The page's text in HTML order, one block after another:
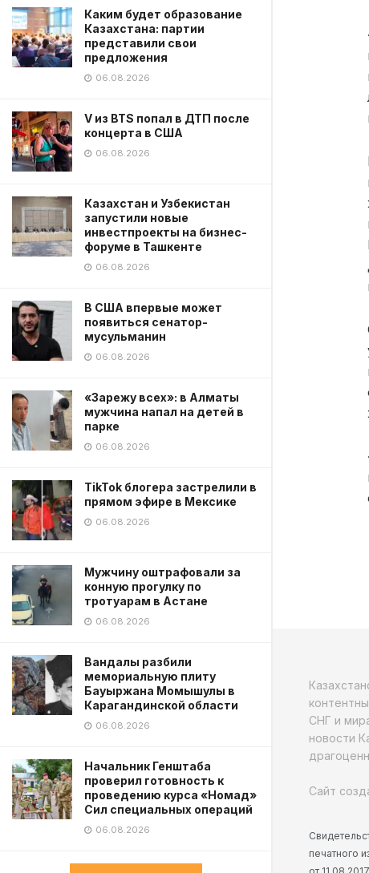
Каким будет образование
Казахстана: партии
представили свои
предложения
06.08.2026
V из BTS попал в ДТП после
концерта в США
06.08.2026
Казахстан и Узбекистан
запустили новые
инвестпроекты на бизнес-
форуме в Ташкенте
06.08.2026
В США впервые может
появиться сенатор-
мусульманин
06.08.2026
«Зарежу всех»: в Алматы
мужчина напал на детей в
парке
06.08.2026
TikTok блогера застрелили в
прямом эфире в Мексике
06.08.2026
Мужчину оштрафовали за
конную прогулку по
тротуарам в Астане
06.08.2026
Вандалы разбили
мемориальную плиту
Бауыржана Момышулы в
Карагандинской области
06.08.2026
Начальник Генштаба
проверил готовность к
проведению курса «Номад»
Сил специальных операций
06.08.2026
СНГ и
новости
Сайт
печатного